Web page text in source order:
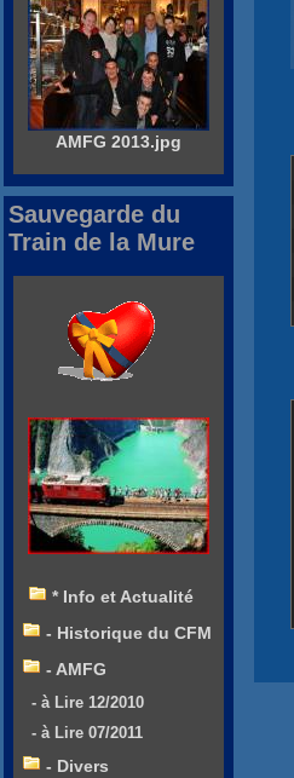
AMFG 2013.jpg
Sauvegarde du
Train de la Mure
* Info et Actualité
- Historique du CFM
- AMFG
- à Lire 12/2010
- à Lire 07/2011
- Divers